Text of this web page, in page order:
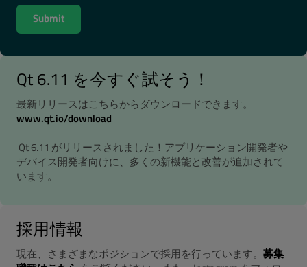
Qt 6.11 を今すぐ試そう！
最新リリースはこちらからダウンロードできます。
www.qt.io/download
Qt 6.11 がリリースされました！アプリケーション開発者や
デバイス開発者向けに、多くの新機能と改善が追加されて
います。
採用情報
現在、さまざまなポジションで採用を行っています。 募集